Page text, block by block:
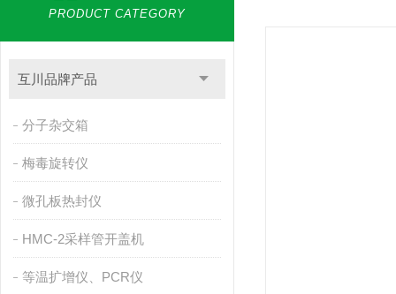
PRODUCT CATEGORY
互川品牌产品
分子杂交箱
梅毒旋转仪
微孔板热封仪
HMC-2采样管开盖机
等温扩增仪、PCR仪